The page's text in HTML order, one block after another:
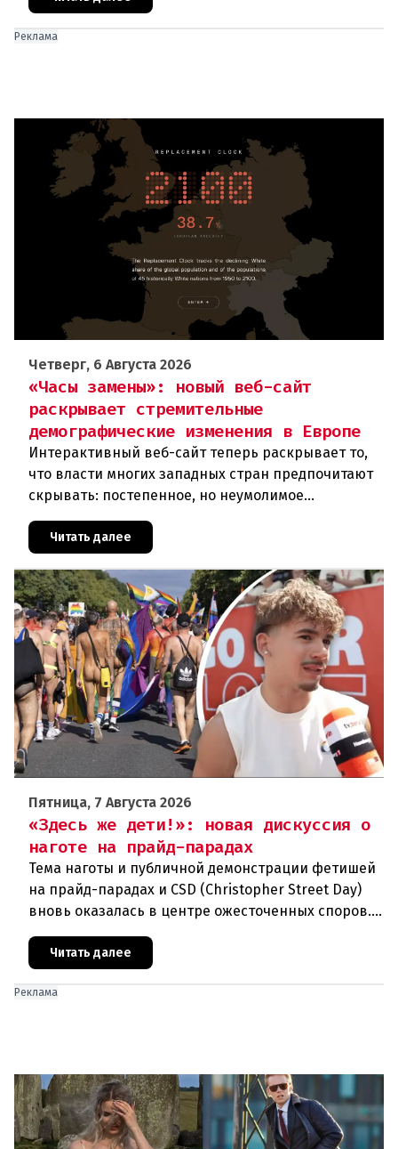
Реклама
Четверг, 6 Августа 2026
«Часы замены»: новый веб-сайт
раскрывает стремительные
демографические изменения в Европе
Интерактивный веб-сайт теперь раскрывает то,
что власти многих западных стран предпочитают
скрывать: постепенное, но неумолимое
сокращение численности населения
европейского происхождения. «Часы замен
Читать далее
Пятница, 7 Августа 2026
«Здесь же дети!»: новая дискуссия о
наготе на прайд-парадах
Тема наготы и публичной демонстрации фетишей
на прайд-парадах и CSD (Christopher Street Day)
вновь оказалась в центре ожесточенных споров.
То, что для многих представителей ЛГБТК+
является выражением
Читать далее
Реклама